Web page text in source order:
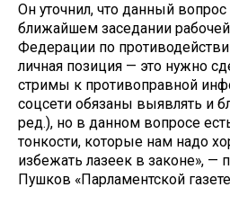
Он уточнил, что данный
ближайшем заседании
Федерации по
личная позиция — это нужно
стримы к противоправной
соцсети обязаны выявлять и
ред.), но в данном вопросе
тонкости, которые нам надо
избежать лазеек в законе», —
Пушков «Парламентской